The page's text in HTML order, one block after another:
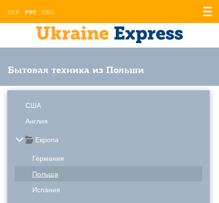
УКР РУС ENG
Бытовая техника из Польши
США
Англия
Европа
Германия
Польща
Испания